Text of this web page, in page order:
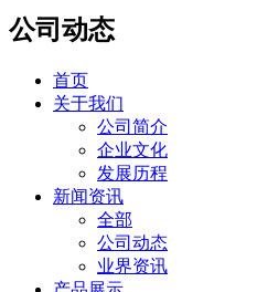
公司动态
首页
关于我们
公司简介
企业文化
发展历程
新闻资讯
全部
公司动态
业界资讯